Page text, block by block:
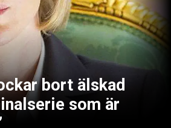
bort älskad
som är